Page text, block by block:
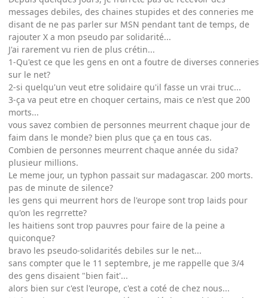
messages debiles, des chaines stupides et des conneries me
disant de ne pas parler sur MSN pendant tant de temps, de
rajouter X a mon pseudo par solidarité...
J'ai rarement vu rien de plus crétin...
1-Qu'est ce que les gens en ont a foutre de diverses conneries
sur le net?
2-si quelqu'un veut etre solidaire qu'il fasse un vrai truc...
3-ça va peut etre en choquer certains, mais ce n'est que 200
morts...
vous savez combien de personnes meurrent chaque jour de
faim dans le monde? bien plus que ça en tous cas.
Combien de personnes meurrent chaque année du sida?
plusieur millions.
Le meme jour, un typhon passait sur madagascar. 200 morts.
pas de minute de silence?
les gens qui meurrent hors de l'europe sont trop laids pour
qu'on les regrrette?
les haitiens sont trop pauvres pour faire de la peine a
quiconque?
bravo les pseudo-solidarités debiles sur le net...
sans compter que le 11 septembre, je me rappelle que 3/4
des gens disaient "bien fait'...
alors bien sur c'est l'europe, c'est a coté de chez nous...